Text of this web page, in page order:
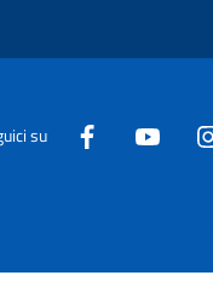
su